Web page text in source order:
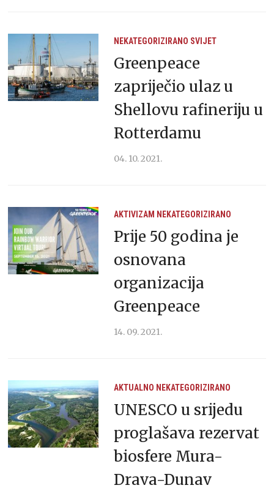
NEKATEGORIZIRANO SVIJET
Greenpeace
zapriječio ulaz u
Shellovu rafineriju u
Rotterdamu
04. 10. 2021.
AKTIVIZAM NEKATEGORIZIRANO
Prije 50 godina je
osnovana
organizacija
Greenpeace
14. 09. 2021.
AKTUALNO NEKATEGORIZIRANO
UNESCO u srijedu
proglašava rezervat
biosfere Mura-
Drava-Dunav